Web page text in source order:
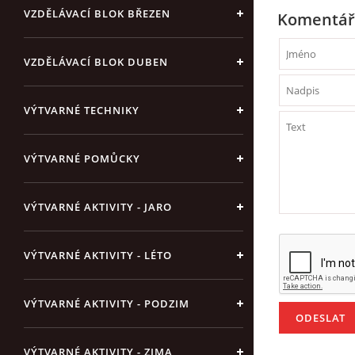
VZDĚLÁVACÍ BLOK BŘEZEN
VZDĚLÁVACÍ BLOK DUBEN
VÝTVARNÉ TECHNIKY
VÝTVARNÉ POMŮCKY
VÝTVARNÉ AKTIVITY - JARO
VÝTVARNÉ AKTIVITY - LÉTO
VÝTVARNÉ AKTIVITY - PODZIM
VÝTVARNÉ AKTIVITY - ZIMA